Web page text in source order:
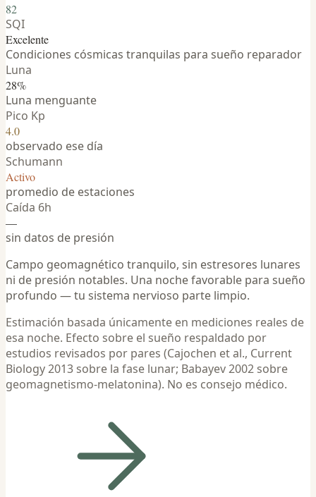
82
SQI
Excelente
Condiciones cósmicas tranquilas para sueño reparador
Luna
28%
Luna menguante
Pico Kp
4.0
observado ese día
Schumann
Activo
promedio de estaciones
Caída 6h
—
sin datos de presión
Campo geomagnético tranquilo, sin estresores lunares
ni de presión notables. Una noche favorable para sueño
profundo — tu sistema nervioso parte limpio.
Estimación basada únicamente en mediciones reales de
esa noche. Efecto sobre el sueño respaldado por
estudios revisados por pares (Cajochen et al., Current
Biology 2013 sobre la fase lunar; Babayev 2002 sobre
geomagnetismo-melatonina). No es consejo médico.